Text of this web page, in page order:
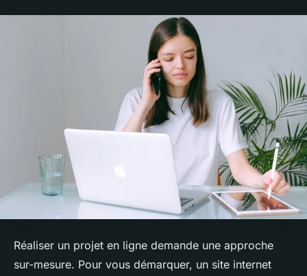
Réaliser un projet en ligne demande une approche
sur-mesure. Pour vous démarquer, un site internet